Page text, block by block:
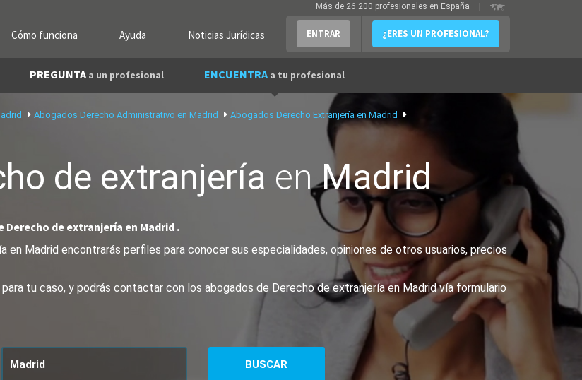
Cómo funciona Ayuda Noticias Jurídicas ENTRAR ¿ERES UN PROFESIONAL?
Más de 26.200 profesionales en España
PREGUNTA a un profesional ENCUENTRA a tu profesional
Abogados Derecho Administrativo en Madrid Abogados Derecho Extranjería en Madrid
de extranjería enMadrid
Derecho de extranjería en Madrid .
Madrid encontrarás perfiles para conocer sus especialidades, opiniones de otros usuarios, precios
tu caso, y podrás contactar con los abogados de Derecho de extranjería en Madrid vía formulario